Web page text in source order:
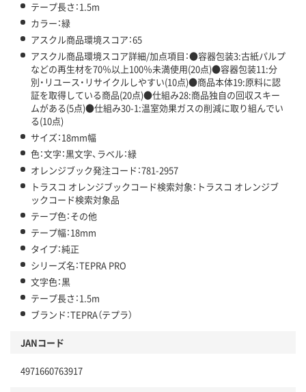
テープ長さ：1.5m
カラー：緑
アスクル商品環境スコア：65
アスクル商品環境スコア詳細/加点項目：●容器包装3:古紙パルプ
などの再生材を70％以上100％未満使用(20点)●容器包装11:分
別・リユース・リサイクルしやすい(10点)●商品本体19:原料に認
証を取得している商品(20点)●仕組み28:商品独自の回収スキー
ムがある(5点)●仕組み30-1:温室効果ガスの削減に取り組んでい
る(10点)
サイズ：18mm幅
色：文字：黒文字、ラベル：緑
オレンジブック発注コード：781-2957
トラスコ オレンジブックコード検索対象：トラスコ オレンジブ
ックコード検索対象品
テープ色：その他
テープ幅：18mm
タイプ：純正
シリーズ名：TEPRA PRO
文字色：黒
テープ長さ：1.5m
ブランド：TEPRA（テプラ）
JANコード
4971660763917